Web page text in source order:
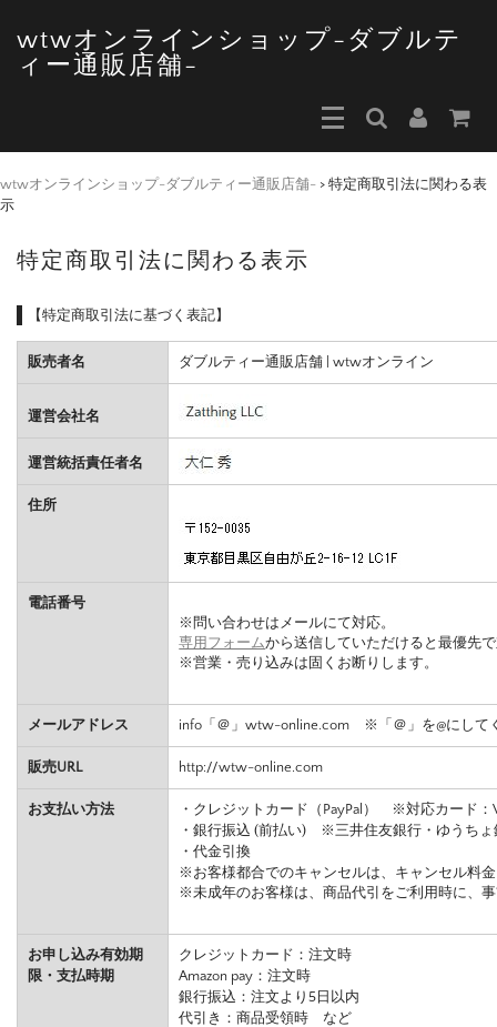
wtwオンラインショップ-ダブルテ
ィー通販店舗-
wtwオンラインショップ-ダブルティー通販店舗- > 特定商取引法に関わる表
示
特定商取引法に関わる表示
【特定商取引法に基づく表記】
販売者名 ダブルティー通販店舗 | wtwオンライン
運営会社名
運営統括責任者名
住所
電話番号
※問い合わせはメールにて対応。
専用フォームから送信していただけると最優先
※営業・売り込みは固くお断りします。
メールアドレス info「＠」wtw-online.com ※「＠」を@にして
販売URL http://wtw-online.com
お支払い方法
・クレジットカード（PayPal） ※対応カード：
・銀行振込 (前払い) ※三井住友銀行・ゆうちょ
・代金引換
※お客様都合でのキャンセルは、キャンセル料
※未成年のお客様は、商品代引をご利用時に、
お申し込み有効期
限・支払時期
クレジットカード：注文時
Amazon pay：注文時
銀行振込：注文より5日以内
代引き：商品受領時 など